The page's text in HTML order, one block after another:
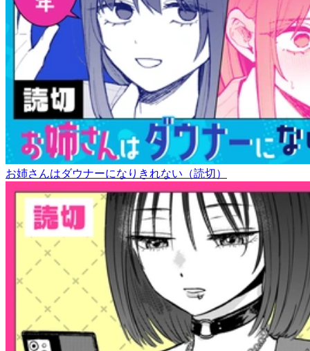
お姉さんはダウナーになりきれない（読切）